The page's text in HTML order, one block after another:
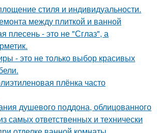
стиля и индивидуальности.
между плиткой и ванной
плесень - это не "Сглаз", а
- это не только выбор красивых
плёнка часто
душевого поддона, облицованного
самых ответственных и технически